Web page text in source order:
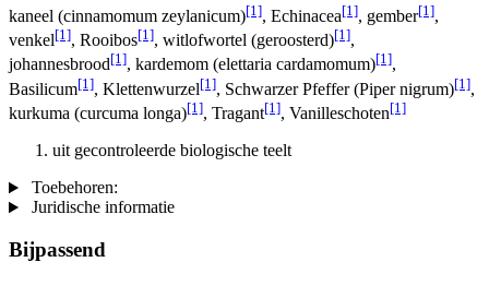
kaneel (cinnamomum zeylanicum)[1], Echinacea[1], gember[1],
venkel[1], Rooibos[1], witlofwortel (geroosterd)[1],
johannesbrood[1], kardemom (elettaria cardamomum)[1],
Basilicum[1], Klettenwurzel[1], Schwarzer Pfeffer (Piper nigrum)[1],
kurkuma (curcuma longa)[1], Tragant[1], Vanilleschoten[1]
uit gecontroleerde biologische teelt
Toebehoren:
Juridische informatie
Bijpassend